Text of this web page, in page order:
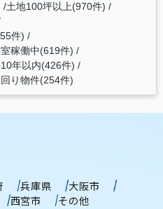
土地100坪以上(970件)
件)
稼働中(619件)
年以内(426件)
り物件(254件)
兵庫県
大阪市
西宮市 その他